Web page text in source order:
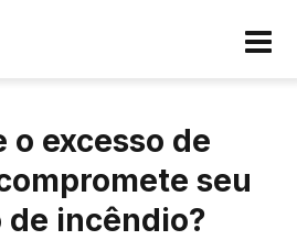
o excesso de
seu
de incêndio?